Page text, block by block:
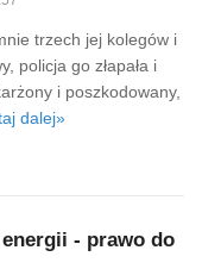
trzech jej kolegów i
policja go złapała i
i poszkodowany,
dalej»
- prawo do